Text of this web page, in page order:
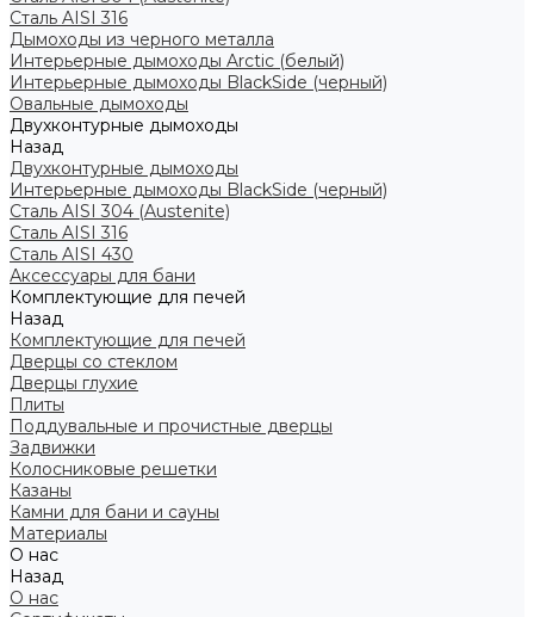
Сталь AISI 316
Дымоходы из черного металла
Интерьерные дымоходы Arctic (белый)
Интерьерные дымоходы BlackSide (черный)
Овальные дымоходы
Двухконтурные дымоходы
Назад
Двухконтурные дымоходы
Интерьерные дымоходы BlackSide (черный)
Сталь AISI 304 (Austenite)
Сталь AISI 316
Сталь AISI 430
Аксессуары для бани
Комплектующие для печей
Назад
Комплектующие для печей
Дверцы со стеклом
Дверцы глухие
Плиты
Поддувальные и прочистные дверцы
Задвижки
Колосниковые решетки
Казаны
Камни для бани и сауны
Материалы
О нас
Назад
О нас